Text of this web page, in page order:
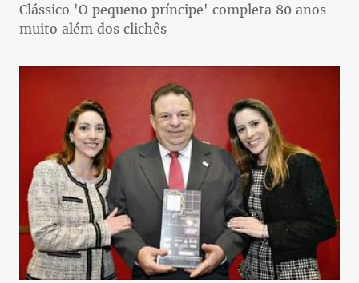
Clássico 'O pequeno príncipe' completa 80 anos
muito além dos clichês